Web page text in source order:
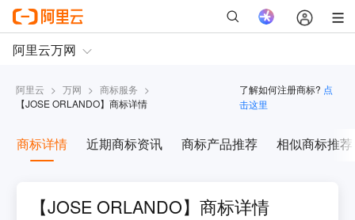
阿里云 > 万网 > 商标服务 >
【JOSE ORLANDO】商标详情
了解如何注册商标? 点
击这里
商标详情 近期商标资讯 商标产品推荐 相似商标推荐
【JOSE ORLANDO】商标详情